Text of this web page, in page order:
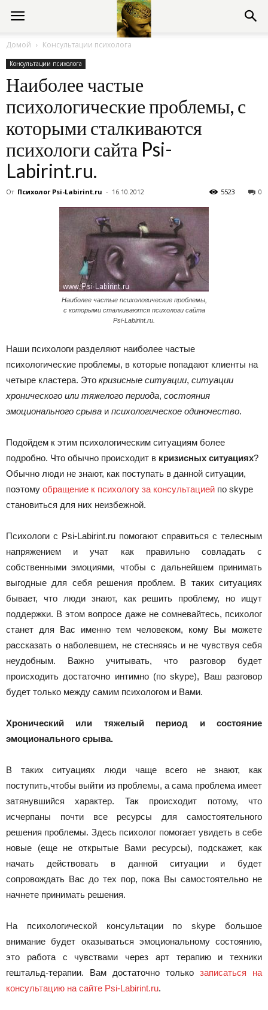
Консультации
психолога
Домой Консультации психолога
Консультации психолога
Наиболее частые
психологические проблемы, с
которыми сталкиваются
психологи сайта Psi-
Labirint.ru.
От Психолог Psi-Labirint.ru - 16.10.2012 0
5523
Наиболее частые психологические проблемы,
с которыми сталкиваются психологи сайта
Psi-Labirint.ru.
Наши психологи разделяют наиболее частые
психологические проблемы, в которые попадают клиенты на
четыре кластера. Это кризисные ситуации, ситуации
хронического или тяжелого периода, состояния
эмоционального срыва и психологическое одиночество.
Подойдем к этим психологическим ситуациям более
подробно. Что обычно происходит в кризисных ситуациях?
Обычно люди не знают, как поступать в данной ситуации,
поэтому обращение к психологу за консультацией по skype
становиться для них неизбежной.
Психологи с Psi-Labirint.ru помогают справиться с телесным
напряжением и учат как правильно совладать с
собственными эмоциями, чтобы с дальнейшем принимать
выгодные для себя решения проблем. В таких ситуациях
бывает, что люди знают, как решить проблему, но ищут
поддержки. В этом вопросе даже не сомневайтесь, психолог
станет для Вас именно тем человеком, кому Вы можете
рассказать о наболевшем, не стесняясь и не чувствуя себя
неудобным. Важно учитывать, что разговор будет
происходить достаточно интимно (по skype), Ваш разговор
будет только между самим психологом и Вами.
Хронический или тяжелый период и состояние
эмоционального срыва.
В таких ситуациях люди чаще всего не знают, как
поступить,чтобы выйти из проблемы, а сама проблема имеет
затянувшийся характер. Так происходит потому, что
исчерпаны почти все ресурсы для самостоятельного
решения проблемы. Здесь психолог помогает увидеть в себе
новые (еще не открытые Вами ресурсы), подскажет, как
начать действовать в данной ситуации и будет
сопровождать Вас до тех пор, пока Вы самостоятельно не
начнете принимать решения.
На психологической консультации по skype большое
внимание будет оказываться эмоциональному состоянию,
это работа с чувствами через арт терапию и техники
гештальд-терапии. Вам достаточно только записаться на
консультацию на сайте Psi-Labirint.ru.